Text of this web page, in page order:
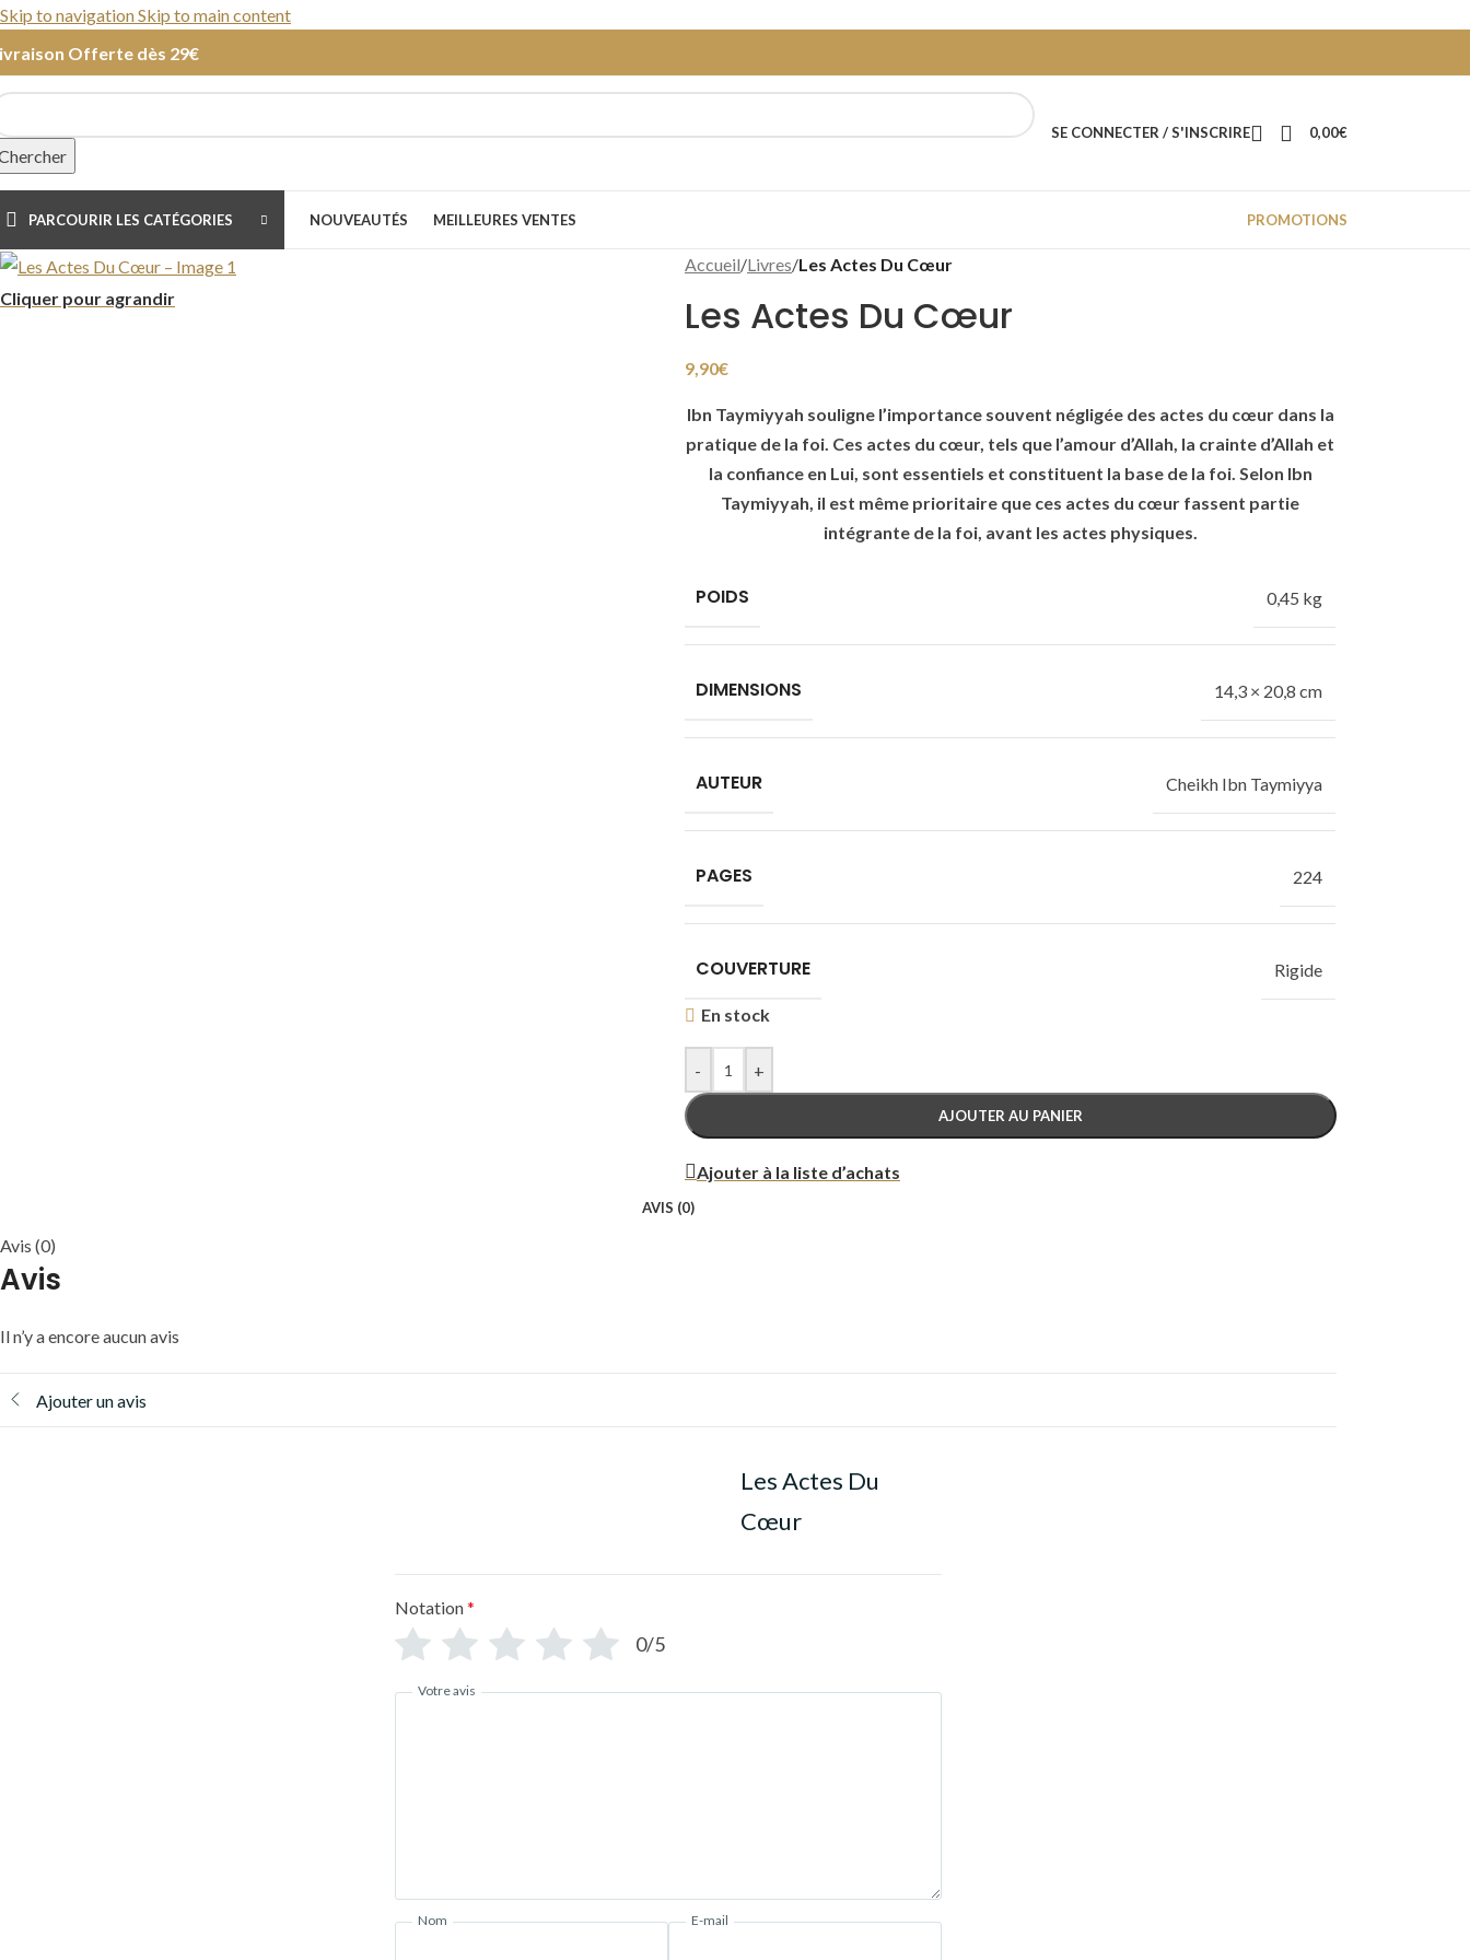
Skip to navigationSkip to main content
Offerte dès 29€
SE CONNECTER / S'INSCRIRE 0,00€
PARCOURIR LES CATÉGORIES NOUVEAUTÉS MEILLEURES VENTES PROMOTIONS
Cliquer pour agrandir
Accueil/Livres/Les Actes Du Cœur
Les Actes Du Cœur
9,90€
Ibn Taymiyyah souligne l’importance souvent négligée des actes du cœur dans la
pratique de la foi. Ces actes du cœur, tels que l’amour d’Allah, la crainte d’Allah et
la confiance en Lui, sont essentiels et constituent la base de la foi. Selon Ibn
Taymiyyah, il est même prioritaire que ces actes du cœur fassent partie
intégrante de la foi, avant les actes physiques.
POIDS 0,45 kg
DIMENSIONS 14,3 × 20,8 cm
AUTEUR Cheikh Ibn Taymiyya
PAGES 224
COUVERTURE Rigide
En stock
- +
AJOUTER AU PANIER
Ajouter à la liste d’achats
AVIS (0)
Avis (0)
Avis
Il n’y a encore aucun avis
Ajouter un avis
Les Actes Du
Cœur
Notation*
0/5
Votre avis
Nom E-mail